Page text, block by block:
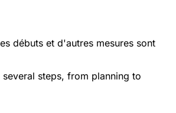
débuts et d'autres mesures sont
steps, from planning to